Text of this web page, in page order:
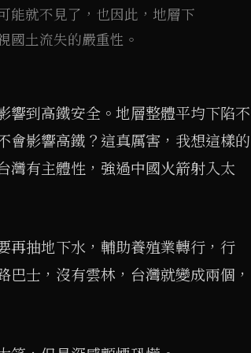
能就不見了，也因此，地層下
國土流失的嚴重性。
響到高鐵安全。地層整體平均下陷不
會影響高鐵？這真厲害，我想這樣的
灣有主體性，強過中國火箭射入太
再抽地下水，輔助養殖業轉行，行
士，沒有雲林，台灣就變成兩個，